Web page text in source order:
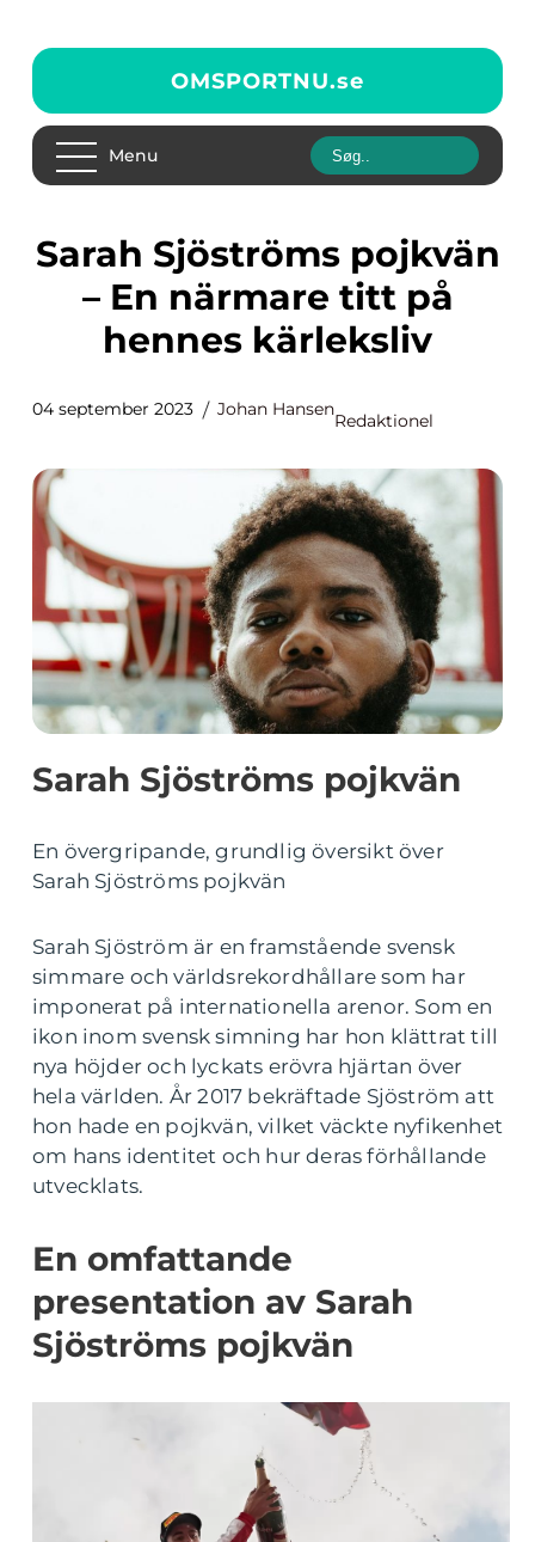
OMSPORTNU.se
Menu
Sarah Sjöströms pojkvän
– En närmare titt på
hennes kärleksliv
04 september 2023 Johan Hansen
Redaktionel
Sarah Sjöströms pojkvän
En övergripande, grundlig översikt över
Sarah Sjöströms pojkvän
Sarah Sjöström är en framstående svensk
simmare och världsrekordhållare som har
imponerat på internationella arenor. Som en
ikon inom svensk simning har hon klättrat till
nya höjder och lyckats erövra hjärtan över
hela världen. År 2017 bekräftade Sjöström att
hon hade en pojkvän, vilket väckte nyfikenhet
om hans identitet och hur deras förhållande
utvecklats.
En omfattande
presentation av Sarah
Sjöströms pojkvän